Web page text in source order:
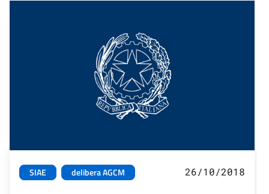
SIAE delibera AGCM 26/10/2018